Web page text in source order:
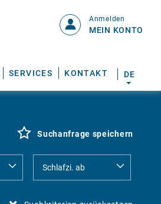
SERVICES KONTAKT
Anmelden
MEIN KONTO
DE
Suchanfrage speichern